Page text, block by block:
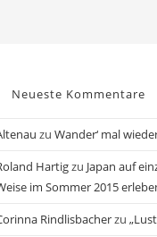
Neueste Kommentare
zu Wander‘ mal
Hartigzu Japan auf
im Sommer 2015
Rindlisbacherzu